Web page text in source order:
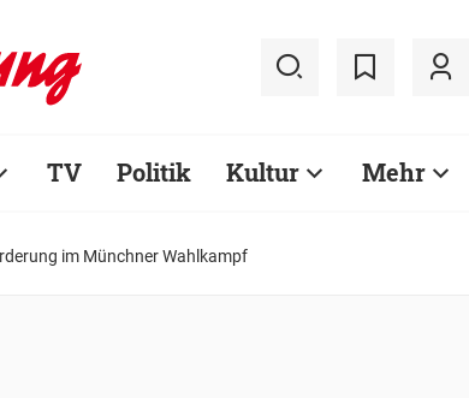
TV Politik Kultur Mehr
im Münchner Wahlkampf